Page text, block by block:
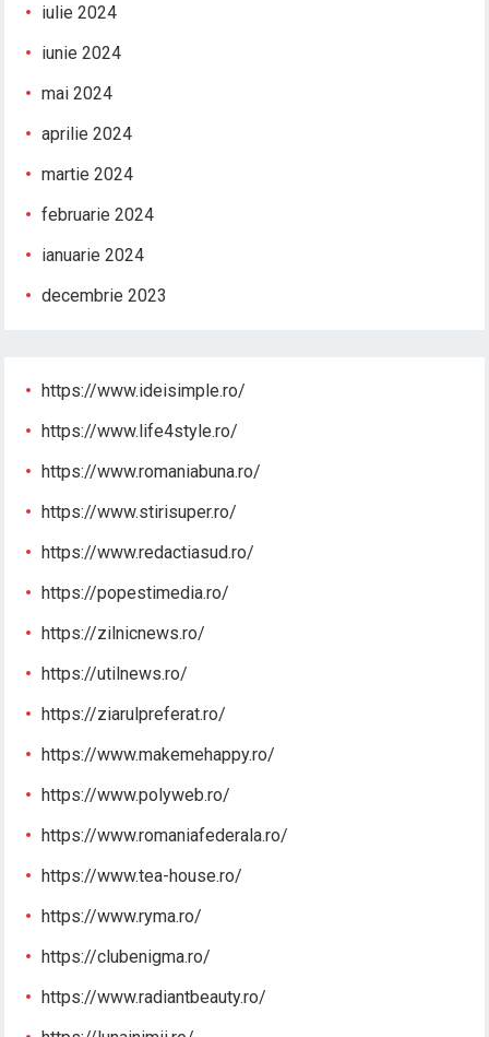
iulie 2024
iunie 2024
mai 2024
aprilie 2024
martie 2024
februarie 2024
ianuarie 2024
decembrie 2023
https://www.ideisimple.ro/
https://www.life4style.ro/
https://www.romaniabuna.ro/
https://www.stirisuper.ro/
https://www.redactiasud.ro/
https://popestimedia.ro/
https://zilnicnews.ro/
https://utilnews.ro/
https://ziarulpreferat.ro/
https://www.makemehappy.ro/
https://www.polyweb.ro/
https://www.romaniafederala.ro/
https://www.tea-house.ro/
https://www.ryma.ro/
https://clubenigma.ro/
https://www.radiantbeauty.ro/